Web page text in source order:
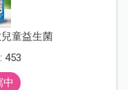
兒童益生菌
453
中